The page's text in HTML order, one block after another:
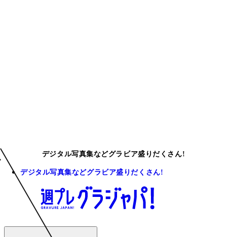
デジタル写真集などグラビア盛りだくさん!
デジタル写真集などグラビア盛りだくさん!